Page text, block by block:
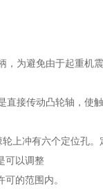
为避免由于起重机
接传动凸轮轴，使
上冲有六个定位孔
可以调整
的范围内。